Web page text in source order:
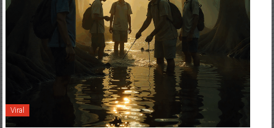
Viral